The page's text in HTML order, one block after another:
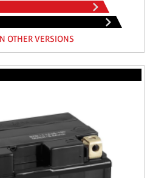
OTHER VERSIONS